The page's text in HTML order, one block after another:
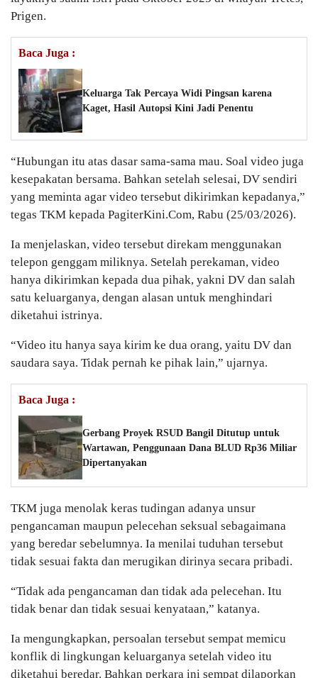
Prigen.
Baca Juga :
Keluarga Tak Percaya Widi Pingsan karena
Kaget, Hasil Autopsi Kini Jadi Penentu
“Hubungan itu atas dasar sama-sama mau. Soal video juga
kesepakatan bersama. Bahkan setelah selesai, DV sendiri
yang meminta agar video tersebut dikirimkan kepadanya,”
tegas TKM kepada PagiterKini.Com, Rabu (25/03/2026).
Ia menjelaskan, video tersebut direkam menggunakan
telepon genggam miliknya. Setelah perekaman, video
hanya dikirimkan kepada dua pihak, yakni DV dan salah
satu keluarganya, dengan alasan untuk menghindari
diketahui istrinya.
“Video itu hanya saya kirim ke dua orang, yaitu DV dan
saudara saya. Tidak pernah ke pihak lain,” ujarnya.
Baca Juga :
Gerbang Proyek RSUD Bangil Ditutup untuk
Wartawan, Penggunaan Dana BLUD Rp36 Miliar
Dipertanyakan
TKM juga menolak keras tudingan adanya unsur
pengancaman maupun pelecehan seksual sebagaimana
yang beredar sebelumnya. Ia menilai tuduhan tersebut
tidak sesuai fakta dan merugikan dirinya secara pribadi.
“Tidak ada pengancaman dan tidak ada pelecehan. Itu
tidak benar dan tidak sesuai kenyataan,” katanya.
Ia mengungkapkan, persoalan tersebut sempat memicu
konflik di lingkungan keluarganya setelah video itu
diketahui beredar. Bahkan perkara ini sempat dilaporkan